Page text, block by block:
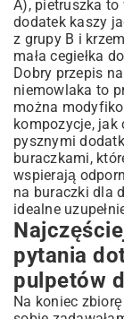
A), pietruszka to
dodatek kaszy
z grupy B i
mała cegiełka
Dobry przepis
niemowlaka to
można
kompozycje, jak
pysznymi
buraczkami,
wspierają
na buraczki dla
idealne
pytania
pulpetów
Na koniec